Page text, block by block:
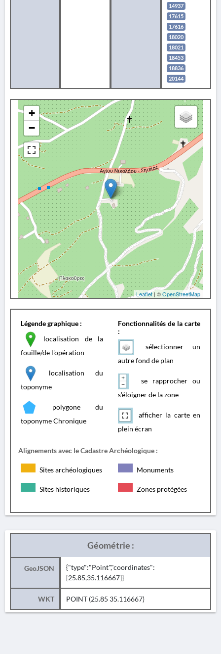
14937
17615
17616
18020
18021
18453
18836
20144
+
−
Leaflet| ©OpenStreetMap
Légende graphique :
localisation de la
fouille/de l'opération
localisation du
toponyme
polygone du
toponyme Chronique
Fonctionnalités de la carte
:
sélectionner un
autre fond de plan
se rapprocher ou
s'éloigner de la zone
afficher la carte en
plein écran
Alignements avec le Cadastre Archéologique :
Sites archéologiques Monuments
Sites historiques Zones protégées
Géométrie :
GeoJSON
{"type":"Point","coordinates":
[25.85,35.116667]}
WKT POINT (25.85 35.116667)